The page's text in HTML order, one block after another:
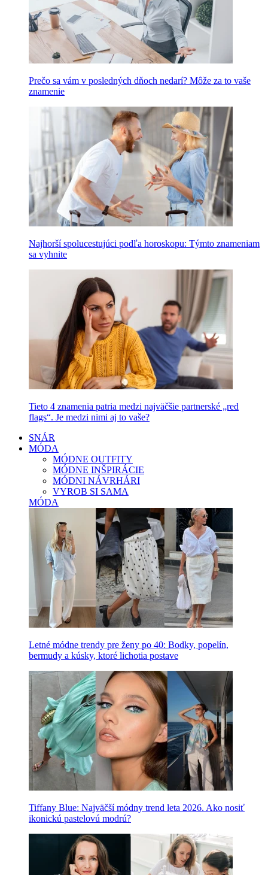
Prečo sa vám v posledných dňoch nedarí? Môže za to vaše
znamenie
Najhorší spolucestujúci podľa horoskopu: Týmto znameniam
sa vyhnite
Tieto 4 znamenia patria medzi najväčšie partnerské „red
flags“. Je medzi nimi aj to vaše?
SNÁR
MÓDA
MÓDNE OUTFITY
MÓDNE INŠPIRÁCIE
MÓDNI NÁVRHÁRI
VYROB SI SAMA
MÓDA
Letné módne trendy pre ženy po 40: Bodky, popelín,
bermudy a kúsky, ktoré lichotia postave
Tiffany Blue: Najväčší módny trend leta 2026. Ako nosiť
ikonickú pastelovú modrú?